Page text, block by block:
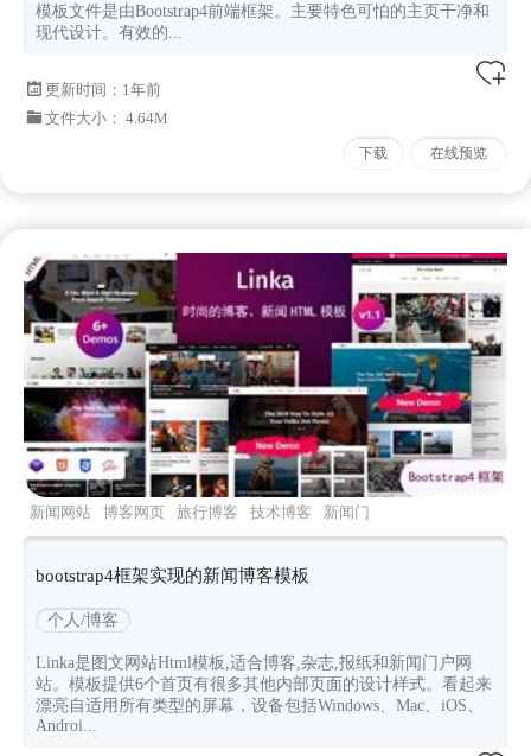
模板文件是由Bootstrap4前端框架。主要特色可怕的主页干净和
现代设计。有效的...
更新时间： 1年前
文件大小： 4.64M
下载 在线预览
新闻网站 博客网页 旅行博客 技术博客
新闻门
户
bootstrap4框架实现的新闻博客模板
个人/博客
Linka是图文网站Html模板,适合博客,杂志,报纸和新闻门户网
站。模板提供6个首页有很多其他内部页面的设计样式。看起来
漂亮自适用所有类型的屏幕，设备包括Windows、Mac、iOS、
Androi...